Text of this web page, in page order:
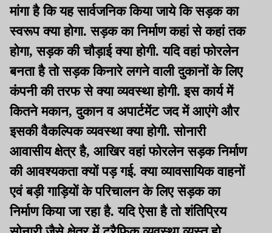
मांगा है कि यह सार्वजनिक किया जाये कि सड़क का
स्वरूप क्या होगा. सड़क का निर्माण कहां से कहां तक
होगा, सड़क की चौड़ाई क्या होगी. यदि वहां फोरलेन
बनता है तो सड़क किनारे लगने वाली दुकानों के लिए
कंपनी की तरफ से क्या व्यवस्था होगी. इस कार्य में
कितने मकान, दुकान व अपार्टमेंट जद में आएंगे और
इसकी वैकल्पिक व्यवस्था क्या होगी. सोनारी
आवासीय क्षेत्र है, आखिर वहां फोरलेन सड़क निर्माण
की आवश्यकता क्यों पड़ गई. क्या व्यावसायिक वाहनों
एवं बड़ी गाड़ियों के परिचालन के लिए सड़क का
निर्माण किया जा रहा है. यदि ऐसा है तो शंतिप्रिय